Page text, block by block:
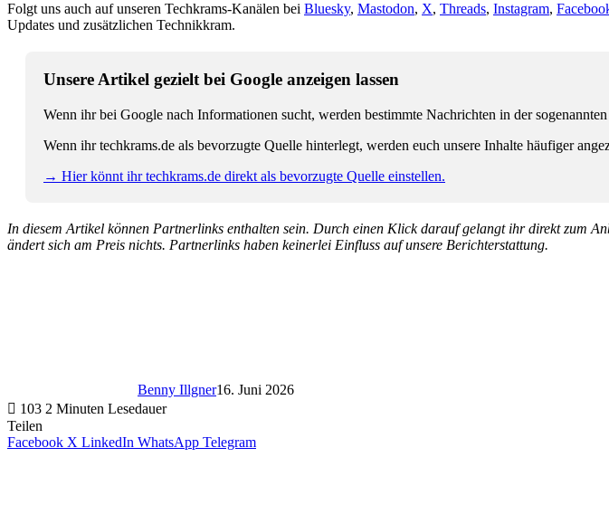
Folgt uns auch auf unseren Techkrams-Kanälen bei Bluesky, Mastodon, X, Threads, Instagram,
Updates und zusätzlichen Technikkram.
Unsere Artikel gezielt bei Google anzeigen lassen
Wenn ihr bei Google nach Informationen sucht, werden bestimmte Nachrichten in der
Wenn ihr techkrams.de als bevorzugte Quelle hinterlegt, werden euch unsere Inhalte häufiger
→ Hier könnt ihr techkrams.de direkt als bevorzugte Quelle einstellen.
In diesem Artikel können Partnerlinks enthalten sein. Durch einen Klick darauf gelangt ihr direkt zum
ändert sich am Preis nichts. Partnerlinks haben keinerlei Einfluss auf unsere Berichterstattung.
Benny Illgner16. Juni 2026
103 2 Minuten Lesedauer
Teilen
Facebook X LinkedIn WhatsApp Telegram